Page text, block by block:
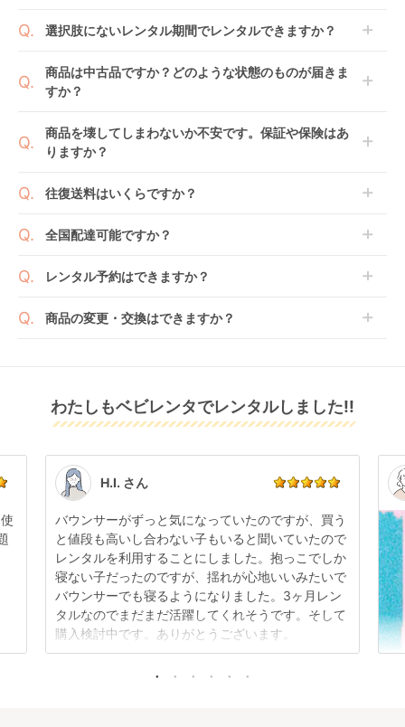
開始日1日目となります。
日までに配送業者（佐川急便）に商品の引渡しとなり
ます。
選択肢にないレンタル期間でレンタルできますか？
間の利用が可能です。
例えば4ヶ月の場合、3ヶ月レンタル＋1ヶ月延長とし
の上で、早期にご返却ください。
商品は中古品ですか？どのような状態のものが届きま
すか？
のもございます。
新品商品はメーカーから仕入れた状態のものをお送り
走行テストを行う場合がございます。
となる場合がございます。その際、メーカーの都合に
場合や、在庫切れによりご注文をキャンセルさせてい
い。
※万が一キャンセルとなった場合には、代金は全額ご
てお届けしております。そのため、小さなキズや使用
感はございますが、故障や大きなキズ、シミなどのリ
す。
点検清掃については
もご確認ください。
商品を壊してしまわないか不安です。保証や保険はあ
りますか？
おります。
ョンをご購入ください。
詳しくはこちらをご確認ください。
往復送料はいくらですか？
へ入れ、カートページから住所を入力すると送料が確
全国配達可能ですか？
※空港への配達はご対応できかねますのであらかじめ
レンタル予約はできますか？
可能ですので、商品のご注文時にご希望のお日にちに
商品の変更・交換はできますか？
また、レンタル期間の変更も商品発送前であれば変更
可能です。
い。
わたしもベビレンタでレンタルしました!!
H.I. さん
バウンサーがずっと気になっていたのですが、買う
と値段も高いし合わない子もいると聞いていたので
レンタルを利用することにしました。抱っこでしか
寝ない子だったのですが、揺れが心地いいみたいで
バウンサーでも寝るようになりました。3ヶ月レン
タルなのでまだまだ活躍してくれそうです。そして
購入検討中です。ありがとうございます。